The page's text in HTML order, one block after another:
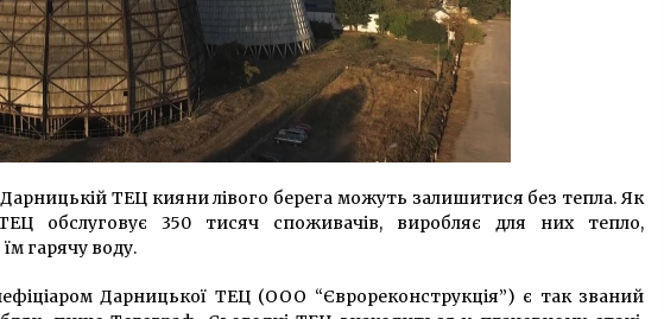
ТЕЦ кияни лівого берега можуть залишитися без тепла. Як
обслуговує 350 тисяч споживачів, виробляє для них тепло,
гарячу воду.
Дарницької ТЕЦ (ООО “Єврореконструкція”) є так званий